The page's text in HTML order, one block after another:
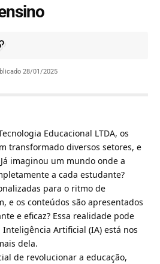
28/01/2025
Educacional LTDA, os
transformado diversos setores, e
imaginou um mundo onde a
a cada estudante?
para o ritmo de
e os conteúdos são apresentados
e eficaz? Essa realidade pode
Artificial (IA) está nos
dela.
de revolucionar a educação,